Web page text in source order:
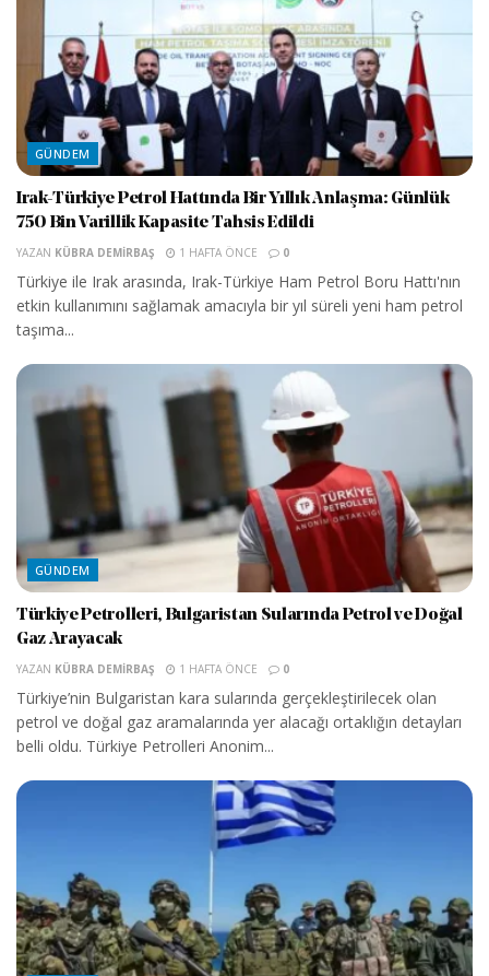
GÜNDEM
Irak-Türkiye Petrol Hattında Bir Yıllık Anlaşma: Günlük
750 Bin Varillik Kapasite Tahsis Edildi
YAZAN KÜBRA DEMIRBAŞ 1 HAFTA ÖNCE 0
Türkiye ile Irak arasında, Irak-Türkiye Ham Petrol Boru Hattı'nın
etkin kullanımını sağlamak amacıyla bir yıl süreli yeni ham petrol
taşıma...
GÜNDEM
Türkiye Petrolleri, Bulgaristan Sularında Petrol ve Doğal
Gaz Arayacak
YAZAN KÜBRA DEMIRBAŞ 1 HAFTA ÖNCE 0
Türkiye’nin Bulgaristan kara sularında gerçekleştirilecek olan
petrol ve doğal gaz aramalarında yer alacağı ortaklığın detayları
belli oldu. Türkiye Petrolleri Anonim...